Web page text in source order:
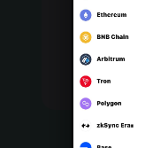
Português (Portugal)
Bahasa Indonesia